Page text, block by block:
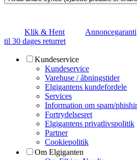
Klik & Hent Annoncegaranti
til 30 dages returret
Kundeservice
Kundeservice
Varehuse / åbningstider
Elgigantens kundefordele
Services
Information om spam/
Fortrydelsesret
Elgigantens privatlivspolitik
Partner
Cookiepolitik
Om Elgiganten